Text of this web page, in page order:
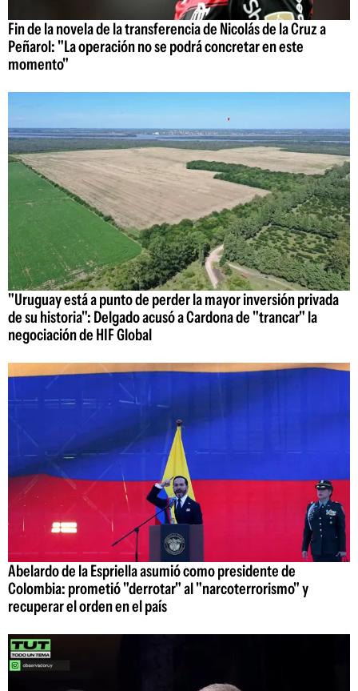
Fin de la novela de la transferencia de Nicolás de la Cruz a
Peñarol: "La operación no se podrá concretar en este
momento"
"Uruguay está a punto de perder la mayor inversión privada
de su historia": Delgado acusó a Cardona de "trancar" la
negociación de HIF Global
Abelardo de la Espriella asumió como presidente de
Colombia: prometió "derrotar" al "narcoterrorismo" y
recuperar el orden en el país